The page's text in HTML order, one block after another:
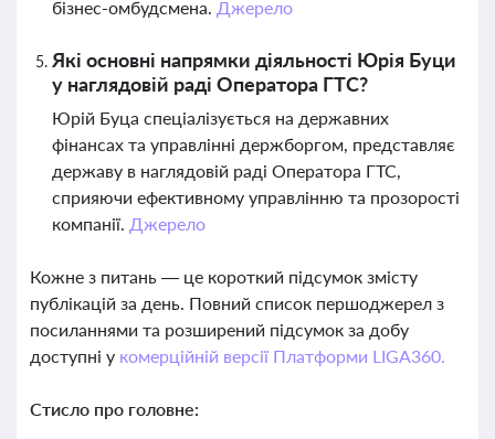
бізнес-омбудсмена. Джерело
Які основні напрямки діяльності Юрія Буци
у наглядовій раді Оператора ГТС?
Юрій Буца спеціалізується на державних
фінансах та управлінні держборгом, представляє
державу в наглядовій раді Оператора ГТС,
сприяючи ефективному управлінню та прозорості
компанії. Джерело
Кожне з питань — це короткий підсумок змісту
публікацій за день. Повний список першоджерел з
посиланнями та розширений підсумок за добу
доступні у комерційній версії Платформи LIGA360.
Стисло про головне: